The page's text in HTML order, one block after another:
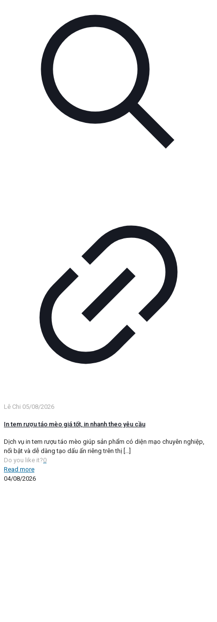
Lê Chi 05/08/2026
In tem rượu táo mèo giá tốt, in nhanh theo yêu cầu
Dịch vụ in tem rượu táo mèo giúp sản phẩm có diện mạo chuyên nghiệp,
nổi bật và dễ dàng tạo dấu ấn riêng trên thị […]
Do you like it?0
Read more
04/08/2026